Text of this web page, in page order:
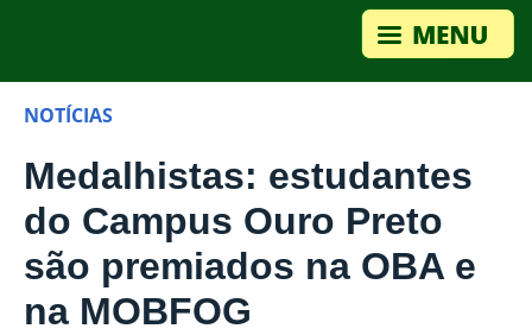
NOTÍCIAS
Medalhistas: estudantes
do Campus Ouro Preto
são premiados na OBA e
na MOBFOG